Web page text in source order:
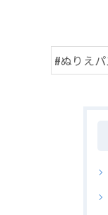
#ぬりえ